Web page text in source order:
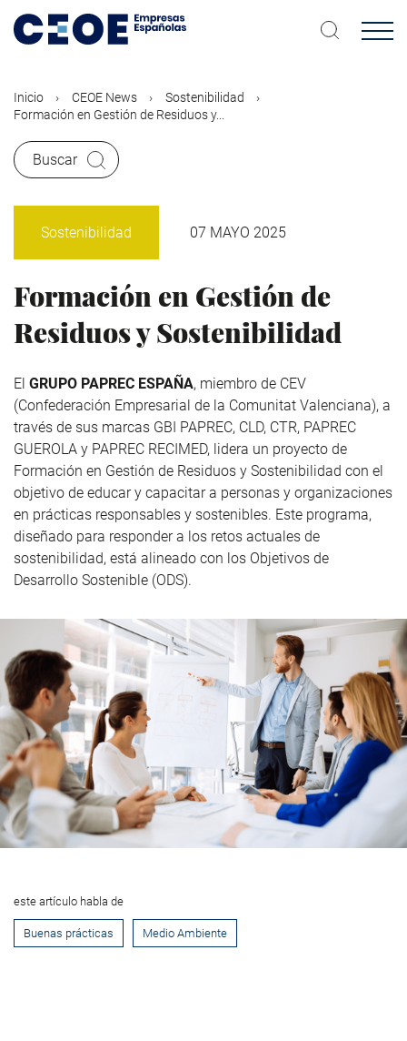
contenido
Inicio CEOE News
Sostenibilidad
Formación en Gestión de Residuos y...
Buscar
Sostenibilidad 07 MAYO 2025
Formación en Gestión de
Residuos y Sostenibilidad
El GRUPO PAPREC ESPAÑA, miembro de CEV
(Confederación Empresarial de la Comunitat Valenciana), a
través de sus marcas GBI PAPREC, CLD, CTR, PAPREC
GUEROLA y PAPREC RECIMED, lidera un proyecto de
Formación en Gestión de Residuos y Sostenibilidad con el
objetivo de educar y capacitar a personas y organizaciones
en prácticas responsables y sostenibles. Este programa,
diseñado para responder a los retos actuales de
sostenibilidad, está alineado con los Objetivos de
Desarrollo Sostenible (ODS).
este artículo habla de
Buenas prácticas Medio Ambiente